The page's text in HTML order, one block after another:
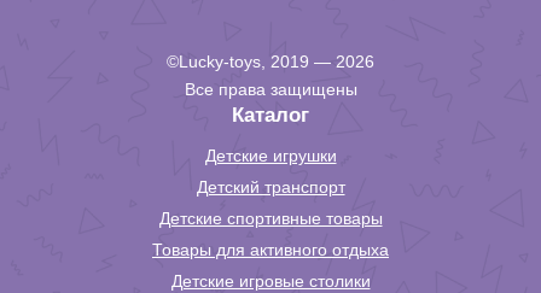
©Lucky-toys, 2019 — 2026
Все права защищены
Каталог
Детские игрушки
Детский транспорт
Детские спортивные товары
Товары для активного отдыха
Детские игровые столики